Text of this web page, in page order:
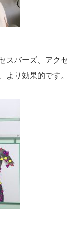
スバーズ、アクセ
より効果的です。